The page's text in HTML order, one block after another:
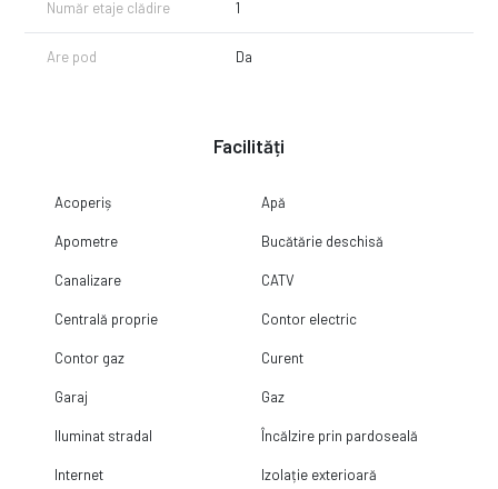
Număr etaje clădire 1
Are pod Da
Facilități
Acoperiș Apă
Apometre Bucătărie deschisă
Canalizare CATV
Centrală proprie Contor electric
Contor gaz Curent
Garaj Gaz
Iluminat stradal Încălzire prin pardoseală
Internet Izolație exterioară